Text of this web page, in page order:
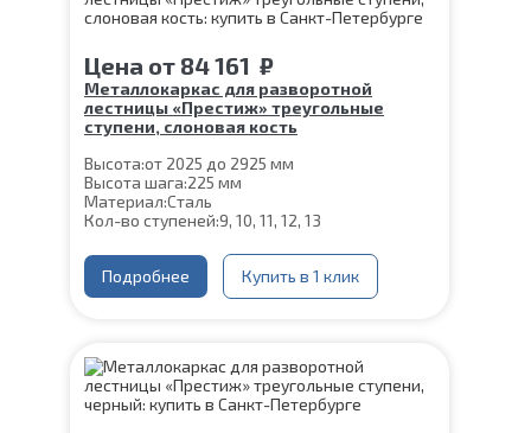
Цена от 84 161 ₽
Металлокаркас для разворотной
лестницы «Престиж» треугольные
ступени, слоновая кость
Высота:от 2025 до 2925 мм
Высота шага:225 мм
Материал:Сталь
Кол-во ступеней:9, 10, 11, 12, 13
Подробнее Купить в 1 клик